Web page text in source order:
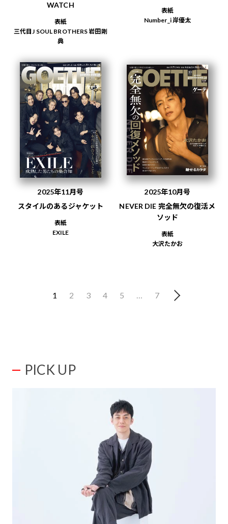
WATCH
表紙
三代目J SOUL BROTHERS 岩田剛
典
表紙
Number_i 岸優太
2025年11月号
スタイルのあるジャケット
表紙
EXILE
2025年10月号
NEVER DIE 完全無欠の復活メ
ソッド
表紙
大沢たかお
1 2 3 4 5 … 7
PICK UP